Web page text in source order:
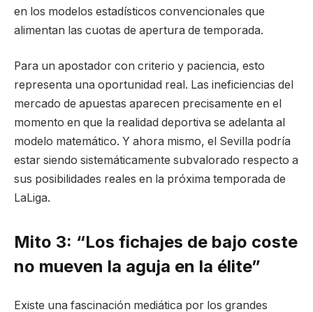
en los modelos estadísticos convencionales que
alimentan las cuotas de apertura de temporada.
Para un apostador con criterio y paciencia, esto
representa una oportunidad real. Las ineficiencias del
mercado de apuestas aparecen precisamente en el
momento en que la realidad deportiva se adelanta al
modelo matemático. Y ahora mismo, el Sevilla podría
estar siendo sistemáticamente subvalorado respecto a
sus posibilidades reales en la próxima temporada de
LaLiga.
Mito 3: “Los fichajes de bajo coste
no mueven la aguja en la élite”
Existe una fascinación mediática por los grandes